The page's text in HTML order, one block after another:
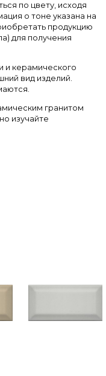
по цвету, исходя
о тоне указана на
продукцию
для получения
и керамического
вид изделий.
гранитом
изучайте